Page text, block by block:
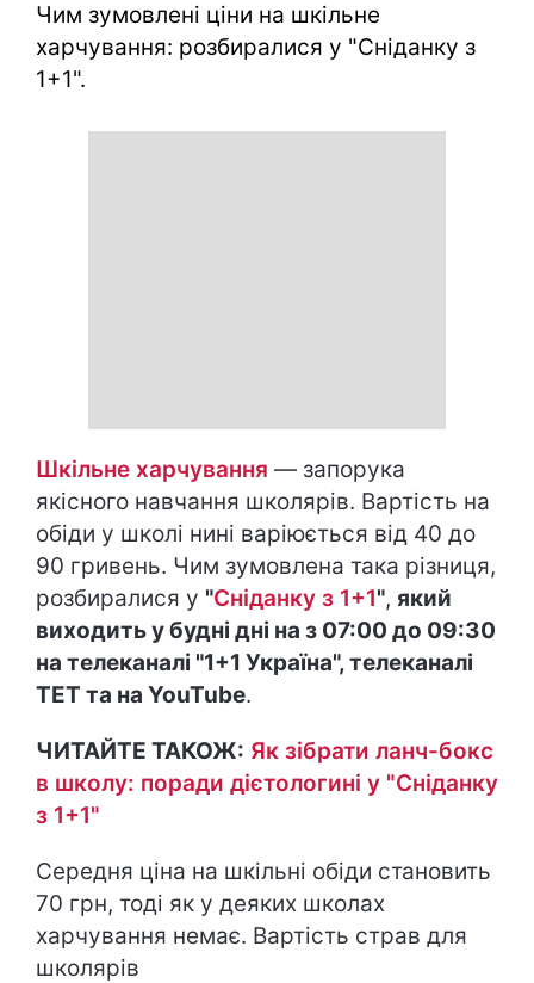
Чим зумовлені ціни на шкільне
харчування: розбиралися у "Сніданку з
1+1".
Шкільне харчування — запорука
якісного навчання школярів. Вартість на
обіди у школі нині варіюється від 40 до
90 гривень. Чим зумовлена така різниця,
розбиралися у "Сніданку з 1+1", який
виходить у будні дні на з 07:00 до 09:30
на телеканалі "1+1 Україна", телеканалі
ТЕТ та на YouTube.
ЧИТАЙТЕ ТАКОЖ: Як зібрати ланч-бокс
в школу: поради дієтологині у "Сніданку
з 1+1"
Середня ціна на шкільні обіди становить
70 грн, тоді як у деяких школах
харчування немає. Вартість страв для
школярів